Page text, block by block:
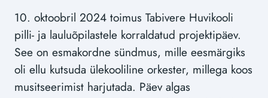
10. oktoobril 2024 toimus Tabivere Huvikooli
pilli- ja lauluõpilastele korraldatud projektipäev.
See on esmakordne sündmus, mille eesmärgiks
oli ellu kutsuda ülekooliline orkester, millega koos
musitseerimist harjutada. Päev algas